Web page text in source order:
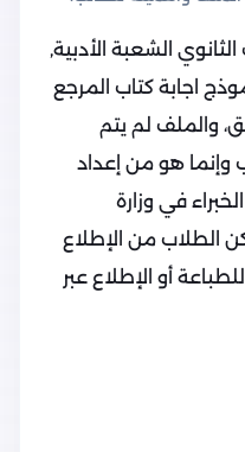
الشعبة الأدبية,
اجابة كتاب المرجع
والملف لم يتم
وإنما هو من إعداد
في وزارة
الطلاب من الإطلاع
أو الإطلاع عبر